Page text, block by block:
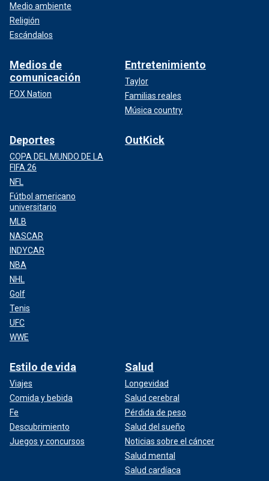
Medio ambiente
Religión
Escándalos
Medios de
comunicación
FOX Nation
Entretenimiento
Taylor
Familias reales
Música country
Deportes
COPA DEL MUNDO DE LA
FIFA 26
NFL
Fútbol americano
universitario
MLB
NASCAR
INDYCAR
NBA
NHL
Golf
Tenis
UFC
WWE
OutKick
Estilo de vida
Viajes
Comida y bebida
Fe
Descubrimiento
Juegos y concursos
Salud
Longevidad
Salud cerebral
Pérdida de peso
Salud del sueño
Noticias sobre el cáncer
Salud mental
Salud cardíaca